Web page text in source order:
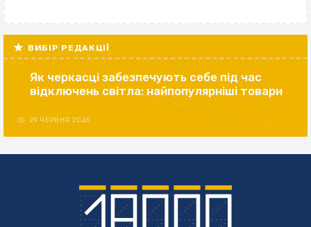
ВИБІР РЕДАКЦІЇ
Як черкасці забезпечують себе під час
відключень світла: найпопулярніші товари
29 ЧЕРВНЯ 2026